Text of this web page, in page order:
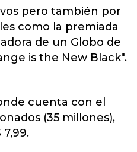
pero también por
como la premiada
de un Globo de
is the New Black".
cuenta con el
(35 millones),